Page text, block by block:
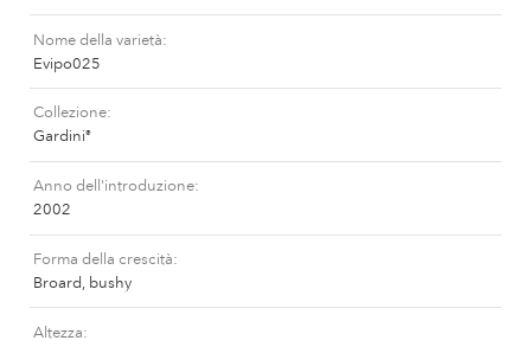
Nome della varietà
Evipo025
Collezione
Gardini®
Anno dell'introduzione
2002
Forma della crescità
Broard, bushy
Altezza